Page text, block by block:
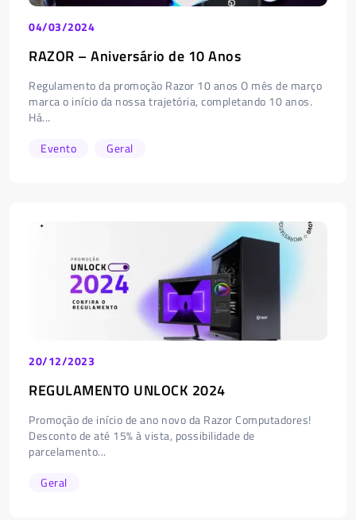
04/03/2024
RAZOR – Aniversário de 10 Anos
Regulamento da promoção Razor 10 anos O mês de março
marca o início da nossa trajetória, completando 10 anos.
Há...
Evento
Geral
20/12/2023
REGULAMENTO UNLOCK 2024
Promoção de início de ano novo da Razor Computadores!
Desconto de até 15% à vista, possibilidade de
parcelamento...
Geral